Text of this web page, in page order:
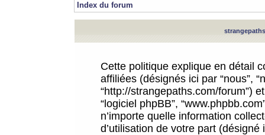
Index du forum
Cette politique explique en détail
affiliées (désignés ici par “nous”,
“http://strangepaths.com/forum”)
“logiciel phpBB”,
n’importe quelle information
d’utilisation de votre part (désigné